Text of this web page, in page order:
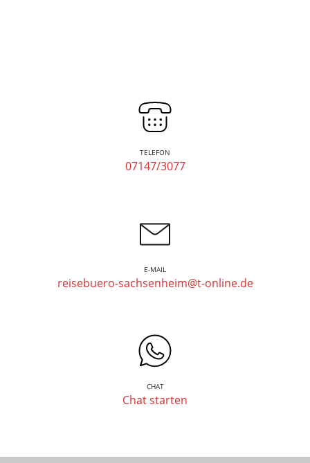
TELEFON
07147/3077
E-MAIL
reisebuero-sachsenheim@t-online.de
CHAT
Chat starten